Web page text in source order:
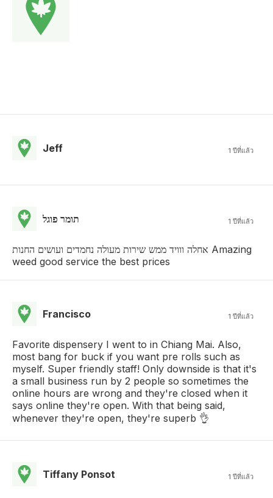
Jeff 1 ปีที่แล้ว
תומר פוגל 1 ปีที่แล้ว
אחלה ווויד ממש שירות מעולה נחמדים ועושים החנות Amazing
weed good service the best prices
Francisco 1 ปีที่แล้ว
Favorite dispensery I went to in Chiang Mai. Also,
most bang for buck if you want pre rolls such as
myself. Super friendly staff! Only downside is that it's
a small business run by 2 people so sometimes the
online hours are wrong and they're closed when it
says online they're open. With that being said,
whenever they're open, they're superb 👌
Tiffany Ponsot 1 ปีที่แล้ว